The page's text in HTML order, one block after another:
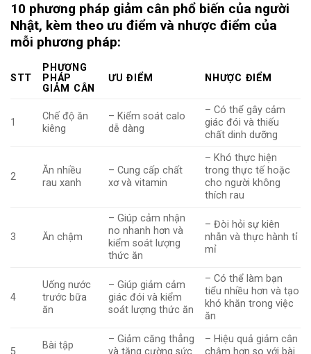
10 phương pháp giảm cân phổ biến của người
Nhật, kèm theo ưu điểm và nhược điểm của
mỗi phương pháp:
STT
PHƯƠNG
PHÁP
GIẢM CÂN
ƯU ĐIỂM NHƯỢC ĐIỂM
1
Chế độ ăn
kiêng
– Kiểm soát calo
dễ dàng
– Có thể gây cảm
giác đói và thiếu
chất dinh dưỡng
2
Ăn nhiều
rau xanh
– Cung cấp chất
xơ và vitamin
– Khó thực hiện
trong thực tế hoặc
cho người không
thích rau
3 Ăn chậm
– Giúp cảm nhận
no nhanh hơn và
kiểm soát lượng
thức ăn
– Đòi hỏi sự kiên
nhẫn và thực hành tỉ
mỉ
4
Uống nước
trước bữa
ăn
– Giúp giảm cảm
giác đói và kiểm
soát lượng thức ăn
– Có thể làm bạn
tiểu nhiều hơn và tạo
khó khăn trong việc
ăn
5
Bài tập
– Giảm căng thẳng
và tăng cường sức
– Hiệu quả giảm cân
chậm hơn so với bài